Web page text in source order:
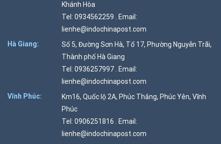
Khánh Hòa
Tel: 0934562259 . Email:
lienhe@indochinapost.com
Hà Giang:
Số 5, Đường Sơn Hà, Tổ 17, Phường Nguyễn Trãi,
Thành phố Hà Giang
Tel: 0936257997 . Email:
lienhe@indochinapost.com
Vĩnh Phúc:
Km16, Quốc lộ 2A, Phúc Thắng, Phúc Yên, Vĩnh
Phúc
Tel: 0906251816 . Email:
lienhe@indochinapost.com